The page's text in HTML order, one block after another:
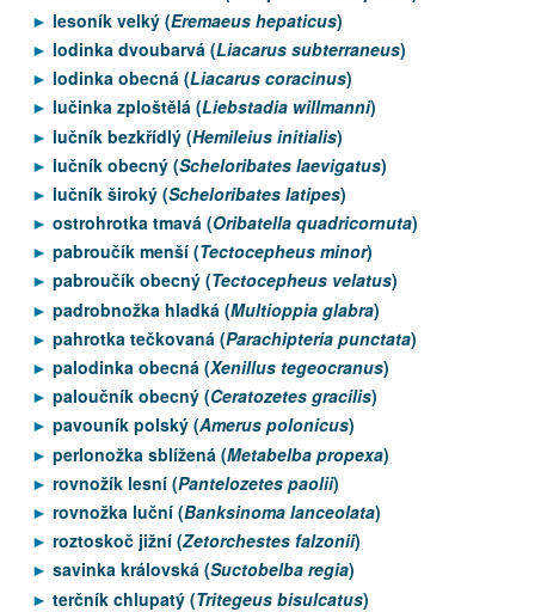
lesoník velký (Eremaeus hepaticus)
lodinka dvoubarvá (Liacarus subterraneus)
lodinka obecná (Liacarus coracinus)
lučinka zploštělá (Liebstadia willmanni)
lučník bezkřídlý (Hemileius initialis)
lučník obecný (Scheloribates laevigatus)
lučník široký (Scheloribates latipes)
ostrohrotka tmavá (Oribatella quadricornuta)
pabroučík menší (Tectocepheus minor)
pabroučík obecný (Tectocepheus velatus)
padrobnožka hladká (Multioppia glabra)
pahrotka tečkovaná (Parachipteria punctata)
palodinka obecná (Xenillus tegeocranus)
paloučník obecný (Ceratozetes gracilis)
pavouník polský (Amerus polonicus)
perlonožka sblížená (Metabelba propexa)
rovnožík lesní (Pantelozetes paolii)
rovnožka luční (Banksinoma lanceolata)
roztoskoč jižní (Zetorchestes falzonii)
savinka královská (Suctobelba regia)
terčník chlupatý (Tritegeus bisulcatus)